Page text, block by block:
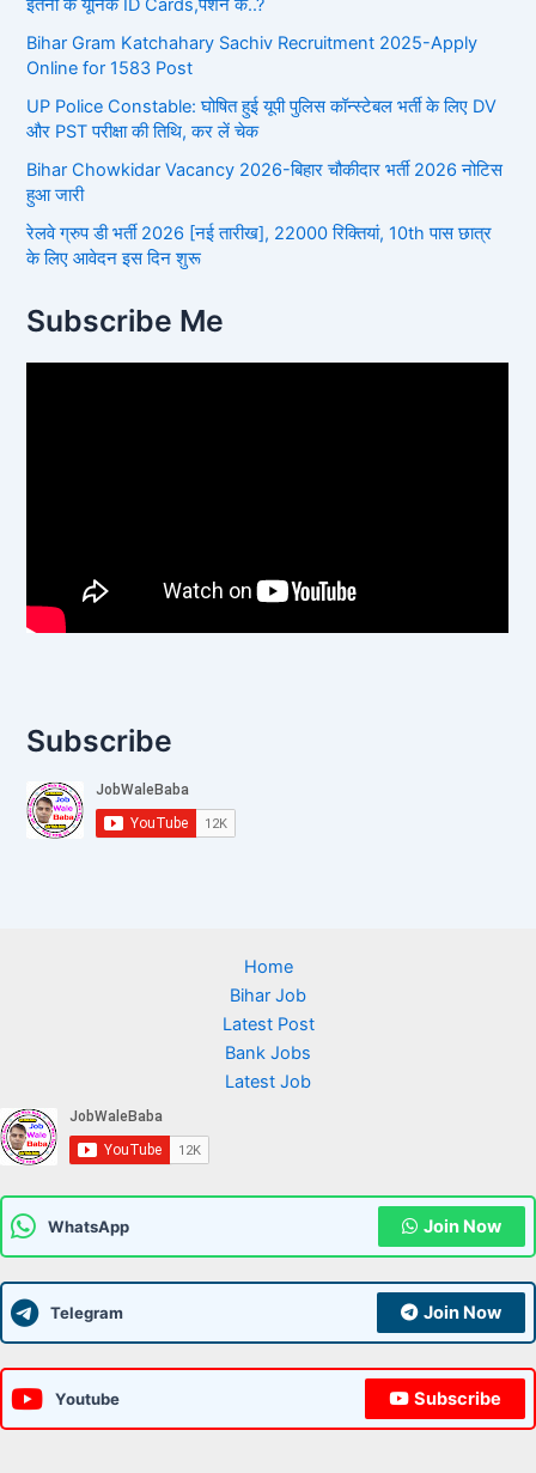
इतनो के यूनिक ID Cards,पेंशन के..?
Bihar Gram Katchahary Sachiv Recruitment 2025-Apply
Online for 1583 Post
UP Police Constable: घोषित हुई यूपी पुलिस कॉन्स्टेबल भर्ती के लिए DV
और PST परीक्षा की तिथि, कर लें चेक
Bihar Chowkidar Vacancy 2026-बिहार चौकीदार भर्ती 2026 नोटिस
हुआ जारी
रेलवे ग्रुप डी भर्ती 2026 [नई तारीख], 22000 रिक्तियां, 10th पास छात्र
के लिए आवेदन इस दिन शुरू
Subscribe Me
Subscribe
Home
Bihar Job
Latest Post
Bank Jobs
Latest Job
WhatsApp Join Now
Telegram Join Now
Youtube Subscribe